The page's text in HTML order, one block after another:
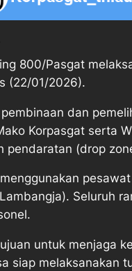
800/Pasgat
(22/01/2026).
dan
Korpasgat serta
pendaratan (drop
Seluruh
untuk menjaga
siap melaksanakan